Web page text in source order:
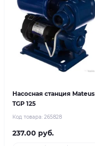
Насосная станция Mateus
TGP 125
Код товара: 265828
237.00 руб.